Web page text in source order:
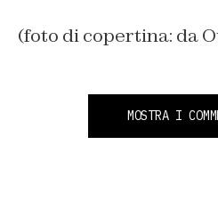
(foto di copertina: da
MOSTRA I